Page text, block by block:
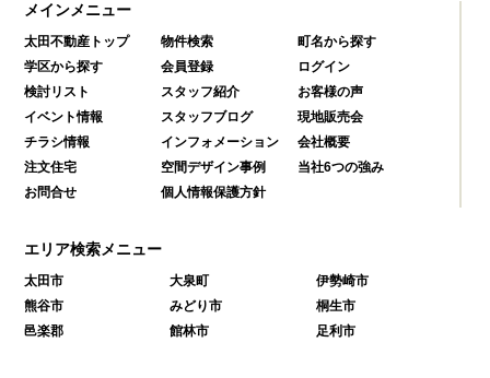
メインメニュー
太田不動産トップ 物件検索
町名から探す
学区から探す
会員登録
ログイン
検討リスト
スタッフ紹介
お客様の声
イベント情報
スタッフブログ
現地販売会
チラシ情報
インフォメーション
会社概要
注文住宅
空間デザイン事例
当社6つの強み
お問合せ
個人情報保護方針
エリア検索メニュー
太田市 大泉町
伊勢崎市
熊谷市
みどり市
桐生市
邑楽郡
館林市 足利市